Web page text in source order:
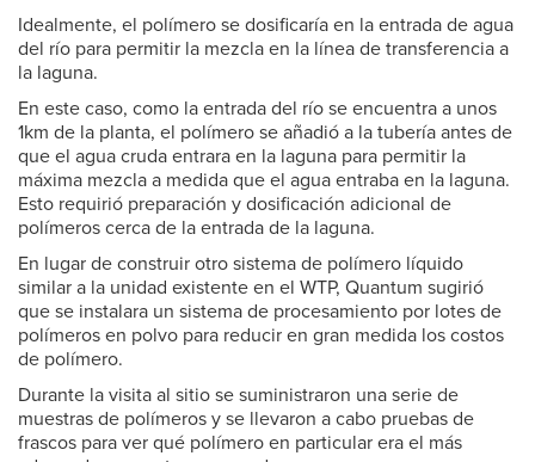
Idealmente, el polímero se dosificaría en la entrada de agua
del río para permitir la mezcla en la línea de transferencia a
la laguna.
En este caso, como la entrada del río se encuentra a unos
1km de la planta, el polímero se añadió a la tubería antes de
que el agua cruda entrara en la laguna para permitir la
máxima mezcla a medida que el agua entraba en la laguna.
Esto requirió preparación y dosificación adicional de
polímeros cerca de la entrada de la laguna.
En lugar de construir otro sistema de polímero líquido
similar a la unidad existente en el WTP, Quantum sugirió
que se instalara un sistema de procesamiento por lotes de
polímeros en polvo para reducir en gran medida los costos
de polímero.
Durante la visita al sitio se suministraron una serie de
muestras de polímeros y se llevaron a cabo pruebas de
frascos para ver qué polímero en particular era el más